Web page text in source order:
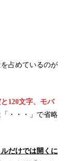
占めているのが
120文字、モバ
・・・」で省略
だけでは開くに